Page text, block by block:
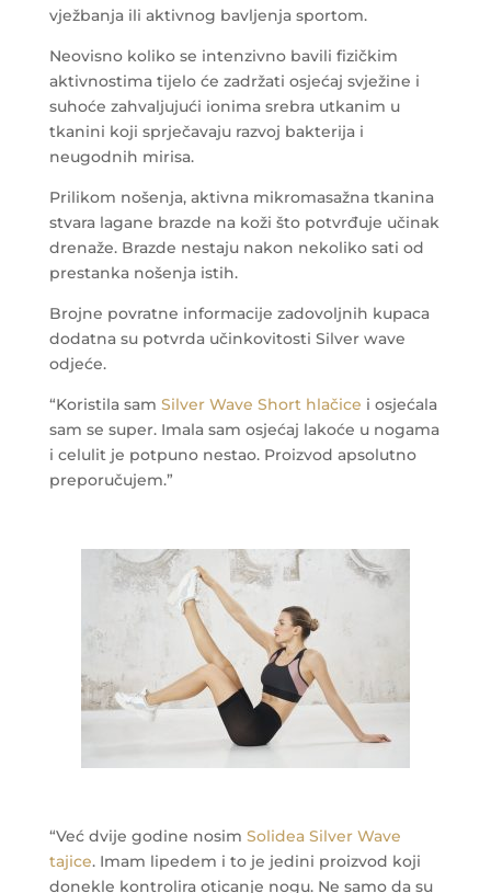
vježbanja ili aktivnog bavljenja sportom.
Neovisno koliko se intenzivno bavili fizičkim
aktivnostima tijelo će zadržati osjećaj svježine i
suhoće zahvaljujući ionima srebra utkanim u
tkanini koji sprječavaju razvoj bakterija i
neugodnih mirisa.
Prilikom nošenja, aktivna mikromasažna tkanina
stvara lagane brazde na koži što potvrđuje učinak
drenaže. Brazde nestaju nakon nekoliko sati od
prestanka nošenja istih.
Brojne povratne informacije zadovoljnih kupaca
dodatna su potvrda učinkovitosti Silver wave
odjeće.
“Koristila sam Silver Wave Short hlačice i osjećala
sam se super. Imala sam osjećaj lakoće u nogama
i celulit je potpuno nestao. Proizvod apsolutno
preporučujem.”
“Već dvije godine nosim Solidea Silver Wave
tajice. Imam lipedem i to je jedini proizvod koji
donekle kontrolira oticanje nogu. Ne samo da su